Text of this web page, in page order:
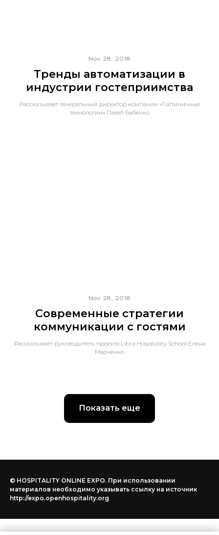
Nov 28, 2018
Тренды автоматизации в
индустрии гостеприимства
Рассказывает генеральный директор компании «Гостиничные
технологии» Павел Бабенко
Nov 28, 2018
Современные стратегии
коммуникации с гостями
Рассказывает руководитель проекта Libra Hospitality School Елена
Марченко
Показать еще
© HOSPITALITY ONLINE EXPO. При использовании
материалов необходимо указывать ссылку на источник
http://expo.openhospitality.org